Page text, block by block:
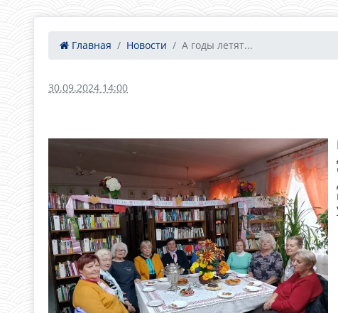
Главная Новости А годы летят...
30.09.2024 14:00